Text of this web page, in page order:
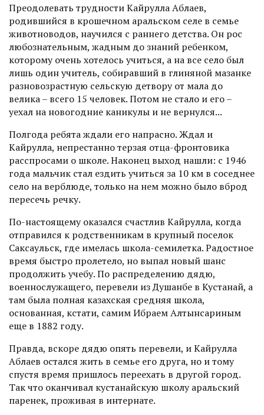
Преодолевать трудности Кайрулла Аблаев,
родившийся в крошечном аральском селе в семье
животноводов, научился с раннего детства. Он рос
любознательным, жадным до знаний ребенком,
которому очень хотелось учиться, а на все село был
лишь один учитель, собиравший в глиняной мазанке
разновозрастную сельскую детвору от мала до
велика – всего 15 человек. Потом не стало и его –
уехал на новогодние каникулы и не вернулся...
Полгода ребята ждали его напрасно. Ждал и
Кайрулла, непрестанно терзая отца-фронтовика
расспросами о школе. Наконец выход нашли: с 1946
года мальчик стал ездить учиться за 10 км в соседнее
село на верблюде, только на нем можно было вброд
пересечь речку.
По-настоящему оказался счастлив Кайрулла, когда
отправился к родственникам в крупный поселок
Саксаульск, где имелась школа-семилетка. Радостное
время быстро пролетело, но выпал новый шанс
продолжить учебу. По распределению дядю,
военнослужащего, перевели из Душанбе в Кустанай, а
там была полная казахская средняя школа,
основанная, кстати, самим Ибраем Алтынсариным
еще в 1882 году.
Правда, вскоре дядю опять перевели, и Кайрулла
Аблаев остался жить в семье его друга, но и тому
спустя время пришлось переехать в другой город.
Так что оканчивал кустанайскую школу аральский
паренек, проживая в интернате.